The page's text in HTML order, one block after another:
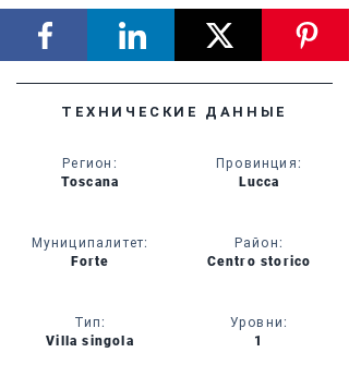
ТЕХНИЧЕСКИЕ ДАННЫЕ
Регион :
Toscana
Муниципалитет:
Forte
Тип:
Villa singola
Провинция:
Lucca
Район:
Centro storico
Уровни:
1